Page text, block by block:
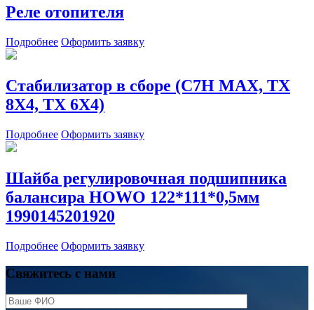
Реле отопителя
Подробнее Оформить заявку
Стабилизатор в сборе (C7H MAX, TX
8X4, TX 6X4)
Подробнее Оформить заявку
Шайба регулировочная подшипника
балансира HOWO 122*111*0,5мм
1990145201920
Подробнее Оформить заявку
Свяжитесь с нами